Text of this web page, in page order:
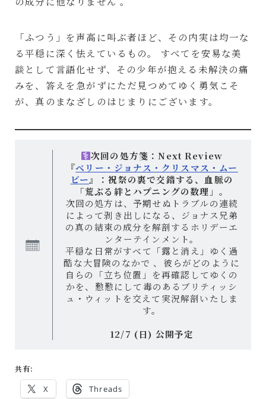
「ふつう」を声高に叫ぶ者ほど、その内実は均一な
る平穏に深く怯えているもの。 すべてを安易な美
談として言語化せず、その少年が抱える未解決の痛
みを、答えを急がずにただ見つめてゆく勇気こそ
が、真のまなざしのはじまりにございます。
次回の処方箋：Next Review
『ベリー・ジョナス・クリスマス・ムー
ビー 』：祝祭の裏で交錯する、血脈の
「荒ぶる絆とハプニングの数理」。
次回の処方は、予期せぬトラブルの連続
によって剥き出しになる、ジョナス兄弟
の真の結束の成分を解剖するホリデーエ
ンターテインメント。
平穏な日常がすべて「露と消え」ゆく過
酷な大冒険のなかで 、彼らがどのように
自らの「立ち位置」を再確認してゆくの
かを、懃懃にして毒のあるブリティッシ
ュ・ウィットを交えて実況解剖いたしま
す。
12/7 (日) 公開予定
共有:
X Threads